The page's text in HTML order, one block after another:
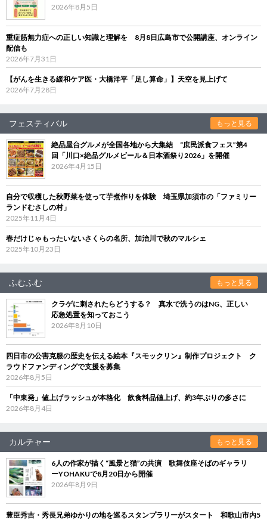
2026年8月5日
重症筋無力症への正しい知識と理解を 8月8日広島市で公開講座、オンライン
配信も
2026年7月31日
【がんを生きる緩和ケア医・大橋洋平「足し算命」】天空を見上げて
2026年7月28日
フェスティバル もっと見る
絶品屋台グルメが全国各地から大集結 “庶民派食フェス”第4
回「川口×絶品グルメビール＆日本酒祭り2026」を開催
2026年4月15日
自分で収穫した秋野菜を使って芋煮作りを体験 埼玉県加須市の「ファミリー
ランドむさしの村」
2025年11月4日
春だけじゃもったいないさくらの名所、加治川で秋のマルシェ
2025年10月23日
ふむふむ もっと見る
クラゲに刺されたらどうする？ 真水で洗うのはNG、正しい
応急処置を知っておこう
2026年8月10日
四日市の公害克服の歴史を伝える絵本『スモックリン』制作プロジェクト ク
ラウドファンディングで支援を募集
2026年8月5日
「中東発」値上げラッシュが本格化 飲食料品値上げ、約3年ぶりの多さに
2026年8月4日
カルチャー もっと見る
6人の作家が描く“風景と猫”の共演 歌舞伎座そばのギャラリ
ーYOHAKUで8月20日から開催
2026年8月9日
豊臣秀吉・秀長兄弟ゆかりの地を巡るスタンプラリーがスタート 和歌山市内5